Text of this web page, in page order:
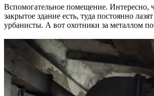
Вспомогательное помещение. Интересно,
закрытое здание есть, туда постоянно
урбанисты. А вот охотники за металлом